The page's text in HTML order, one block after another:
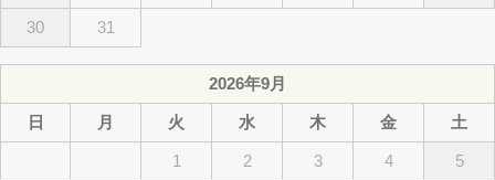
30 31
2026年9月
日 月 火 水 木 金 土
1 2 3 4 5